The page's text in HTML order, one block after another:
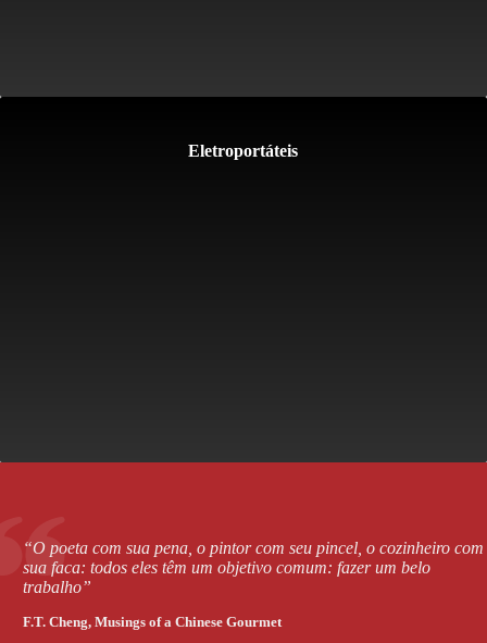
Eletroportáteis
“O poeta com sua pena, o pintor com seu pincel, o cozinheiro com
sua faca: todos eles têm um objetivo comum: fazer um belo
trabalho”
F.T. Cheng, Musings of a Chinese Gourmet